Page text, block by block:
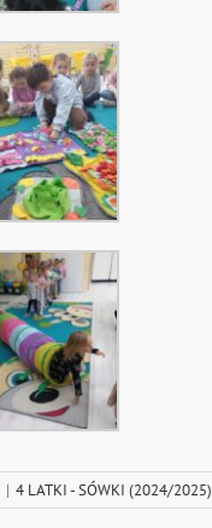
| 4 LATKI - SÓWKI (2024/2025)